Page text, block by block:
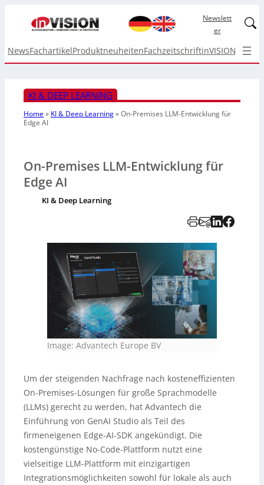
Newslett
er
NewsFachartikelProduktneuheitenFachzeitschriftinVISION Top
KI & DEEP LEARNING
Home» KI & Deep Learning»On-Premises LLM-Entwicklung für
Edge AI
On-Premises LLM-Entwicklung für
Edge AI
KI & Deep Learning
Image: Advantech Europe BV
Um der steigenden Nachfrage nach kosteneffizienten
On-Premises-Lösungen für große Sprachmodelle
(LLMs) gerecht zu werden, hat Advantech die
Einführung von GenAI Studio als Teil des
firmeneigenen Edge-AI-SDK angekündigt. Die
kostengünstige No-Code-Plattform nutzt eine
vielseitige LLM-Plattform mit einzigartigen
Integrationsmöglichkeiten sowohl für lokale als auch